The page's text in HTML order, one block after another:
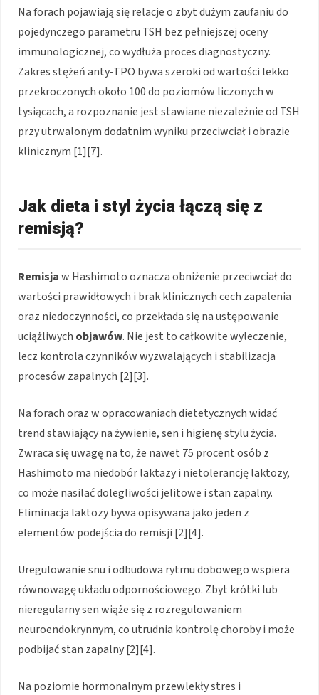
Na forach pojawiają się relacje o zbyt dużym zaufaniu do
pojedynczego parametru TSH bez pełniejszej oceny
immunologicznej, co wydłuża proces diagnostyczny.
Zakres stężeń anty-TPO bywa szeroki od wartości lekko
przekroczonych około 100 do poziomów liczonych w
tysiącach, a rozpoznanie jest stawiane niezależnie od TSH
przy utrwalonym dodatnim wyniku przeciwciał i obrazie
klinicznym [1][7].
Jak dieta i styl życia łączą się z
remisją?
Remisjaw Hashimoto oznacza obniżenie przeciwciał do
wartości prawidłowych i brak klinicznych cech zapalenia
oraz niedoczynności, co przekłada się na ustępowanie
uciążliwych objawów. Nie jest to całkowite wyleczenie,
lecz kontrola czynników wyzwalających i stabilizacja
procesów zapalnych [2][3].
Na forach oraz w opracowaniach dietetycznych widać
trend stawiający na żywienie, sen i higienę stylu życia.
Zwraca się uwagę na to, że nawet 75 procent osób z
Hashimoto ma niedobór laktazy i nietolerancję laktozy,
co może nasilać dolegliwości jelitowe i stan zapalny.
Eliminacja laktozy bywa opisywana jako jeden z
elementów podejścia do remisji [2][4].
Uregulowanie snu i odbudowa rytmu dobowego wspiera
równowagę układu odpornościowego. Zbyt krótki lub
nieregularny sen wiąże się z rozregulowaniem
neuroendokrynnym, co utrudnia kontrolę choroby i może
podbijać stan zapalny [2][4].
Na poziomie hormonalnym przewlekły stres i